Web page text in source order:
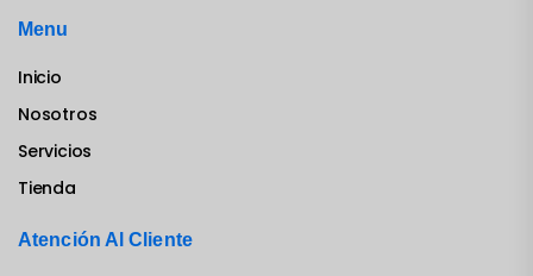
Menu
Inicio
Nosotros
Servicios
Tienda
Atención Al Cliente